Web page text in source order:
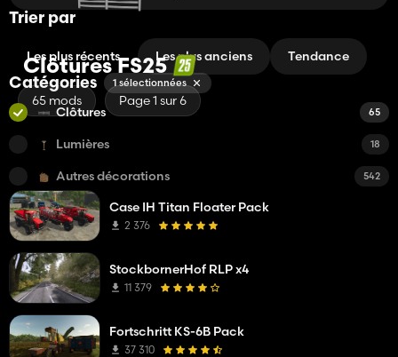
Clôtures FS25
65 mods Page 1 sur 6
Trier par
Les plus récents Les plus anciens Tendance
Catégories 1 sélectionnées
Clôtures 65
Lumières 18
Autres décorations 542
Case IH Titan Floater Pack
2 376
StockbornerHof RLP x4
11 379
Fortschritt KS-6B Pack
37 310